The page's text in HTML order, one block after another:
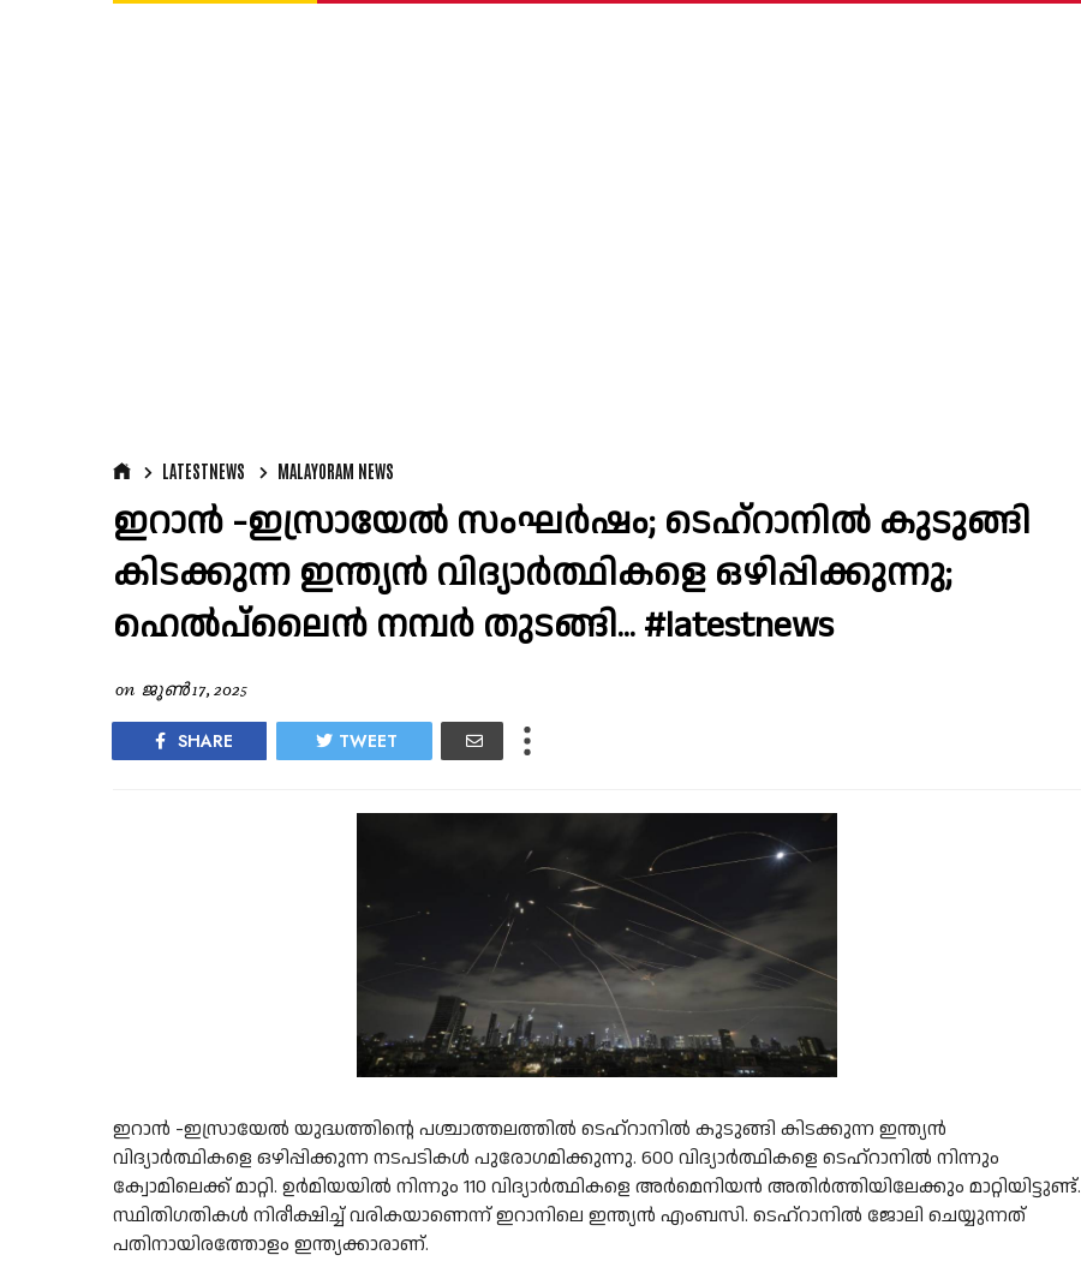
LATESTNEWS MALAYORAM NEWS
ഇറാൻ -ഇസ്രായേൽ സംഘർഷം; ടെഹ്റാനിൽ കുടുങ്ങി
കിടക്കുന്ന ഇന്ത്യൻ വിദ്യാർത്ഥികളെ ഒഴിപ്പിക്കുന്നു;
ഹെൽപ്‌ലൈൻ നമ്പർ തുടങ്ങി... #latestnews
on ജൂൺ 17, 2025
SHARE TWEET
ഇറാൻ -ഇസ്രായേൽ യുദ്ധത്തിന്റെ പശ്ചാത്തലത്തിൽ ടെഹ്റാനിൽ കുടുങ്ങി കിടക്കുന്ന ഇന്ത്യൻ
വിദ്യാർത്ഥികളെ ഒഴിപ്പിക്കുന്ന നടപടികൾ പുരോഗമിക്കുന്നു. 600 വിദ്യാർത്ഥികളെ ടെഹ്റാനിൽ നിന്നും
ക്വോമിലെക്ക് മാറ്റി. ഉർമിയയിൽ നിന്നും 110 വിദ്യാർത്ഥികളെ അർമെനിയൻ അതിർത്തിയിലേക്കും മാറ്റിയിട്ടുണ്ട്.
സ്ഥിതിഗതികൾ നിരീക്ഷിച്ച് വരികയാണെന്ന് ഇറാനിലെ ഇന്ത്യൻ എംബസി. ടെഹ്റാനിൽ ജോലി ചെയ്യുന്നത്
പതിനായിരത്തോളം ഇന്ത്യക്കാരാണ്.